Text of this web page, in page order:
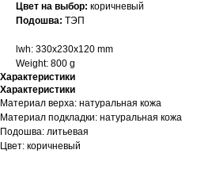
Цвет на выбор: коричневый
Подошва: ТЭП
lwh: 330x230x120 mm
Weight: 800 g
Характеристики
Характеристики
Материал верха: натуральная кожа
Материал подкладки: натуральная кожа
Подошва: литьевая
Цвет: коричневый